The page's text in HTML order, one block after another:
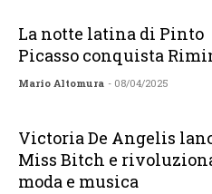
La notte latina di Pinto
Picasso conquista
Mario Altomura - 08/04/2025
Victoria De Angelis
Miss Bitch e
moda e musica